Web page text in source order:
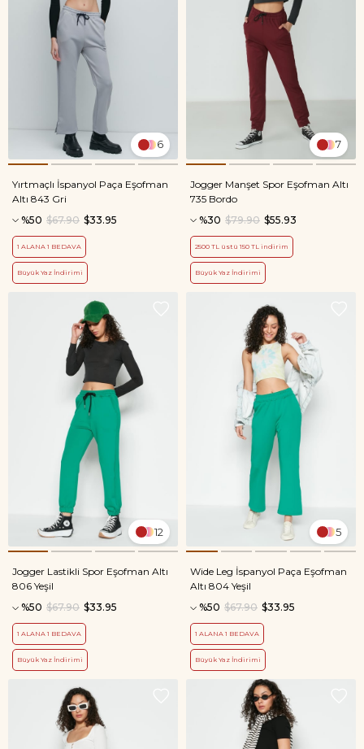
6
Yırtmaçlı İspanyol Paça Eşofman
Altı 843 Gri
%50
$33.95
$67.90
1 ALANA 1 BEDAVA
Büyük Yaz İndirimi
7
Jogger Manşet Spor Eşofman Altı
735 Bordo
%30
$55.93
$79.90
2500 TL üstü 150 TL indirim
Büyük Yaz İndirimi
12
Jogger Lastikli Spor Eşofman Altı
806 Yeşil
%50
$33.95
$67.90
1 ALANA 1 BEDAVA
Büyük Yaz İndirimi
5
Wide Leg İspanyol Paça Eşofman
Altı 804 Yeşil
%50
$33.95
$67.90
1 ALANA 1 BEDAVA
Büyük Yaz İndirimi